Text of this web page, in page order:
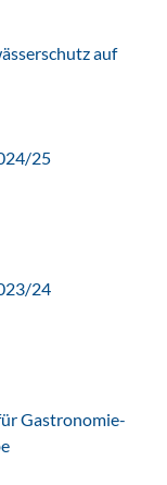
auf
25
24
Gastronomie-